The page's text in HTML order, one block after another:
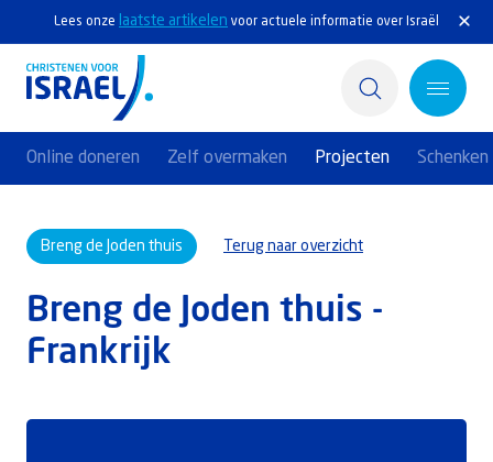
Lees onze laatste artikelen voor actuele informatie over Israël
Online doneren Zelf overmaken Projecten
Actief
Ontdek
Steun Israël
Service & Contact
Breng de Joden thuis Terug naar overzicht
Breng de Joden thuis -
Frankrijk